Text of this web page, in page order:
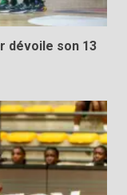
dévoile son 13